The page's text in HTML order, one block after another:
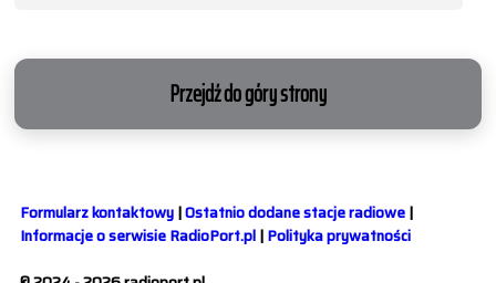
Przejdź do góry strony
Formularz kontaktowy|Ostatnio dodane stacje radiowe|
Informacje o serwisie RadioPort.pl|Polityka prywatności